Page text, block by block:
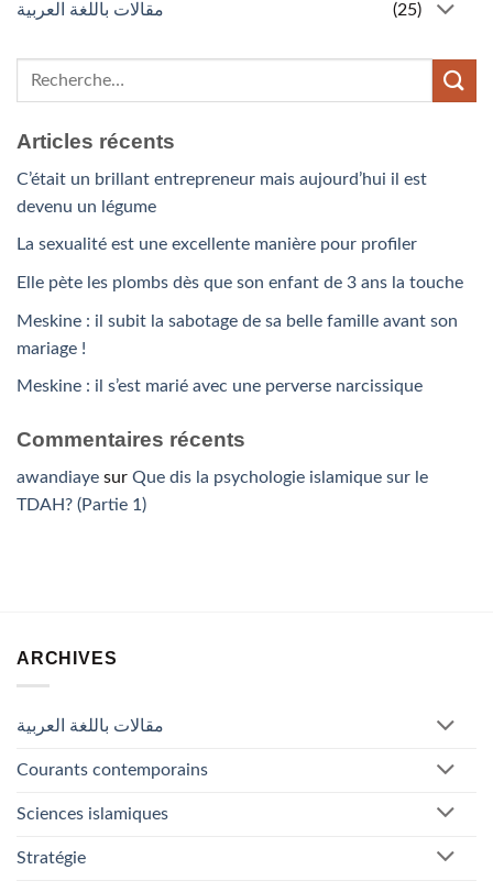
مقالات باللغة العربية (25)
Articles récents
C’était un brillant entrepreneur mais aujourd’hui il est
devenu un légume
La sexualité est une excellente manière pour profiler
Elle pète les plombs dès que son enfant de 3 ans la touche
Meskine : il subit la sabotage de sa belle famille avant son
mariage !
Meskine : il s’est marié avec une perverse narcissique
Commentaires récents
awandiaye sur Que dis la psychologie islamique sur le
TDAH? (Partie 1)
ARCHIVES
مقالات باللغة العربية
Courants contemporains
Sciences islamiques
Stratégie